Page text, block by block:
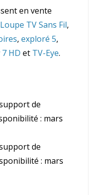
en vente
TV Sans Fil,
, exploré 5,
HD et TV-Eye.
de
: mars
de
: mars